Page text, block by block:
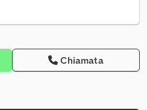
Chiamata